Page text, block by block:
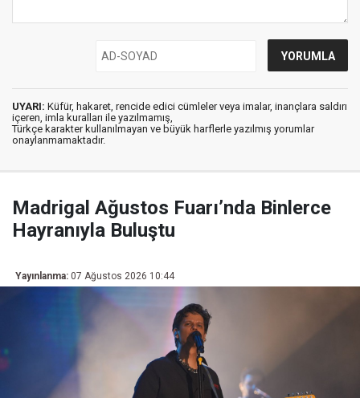
UYARI: Küfür, hakaret, rencide edici cümleler veya imalar, inançlara saldırı
içeren, imla kuralları ile yazılmamış,
Türkçe karakter kullanılmayan ve büyük harflerle yazılmış yorumlar
onaylanmamaktadır.
Madrigal Ağustos Fuarı’nda Binlerce
Hayranıyla Buluştu
Yayınlanma: 07 Ağustos 2026 10:44